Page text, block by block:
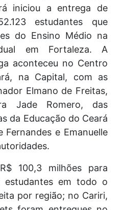
iniciou a entrega de
estudantes que
do Ensino Médio na
em Fortaleza. A
aconteceu no Centro
na Capital, com as
Elmano de Freitas,
Jade Romero, das
da Educação do Ceará
Fernandes e Emanuelle
100,3 milhões para
estudantes em todo o
por região; no Cariri,